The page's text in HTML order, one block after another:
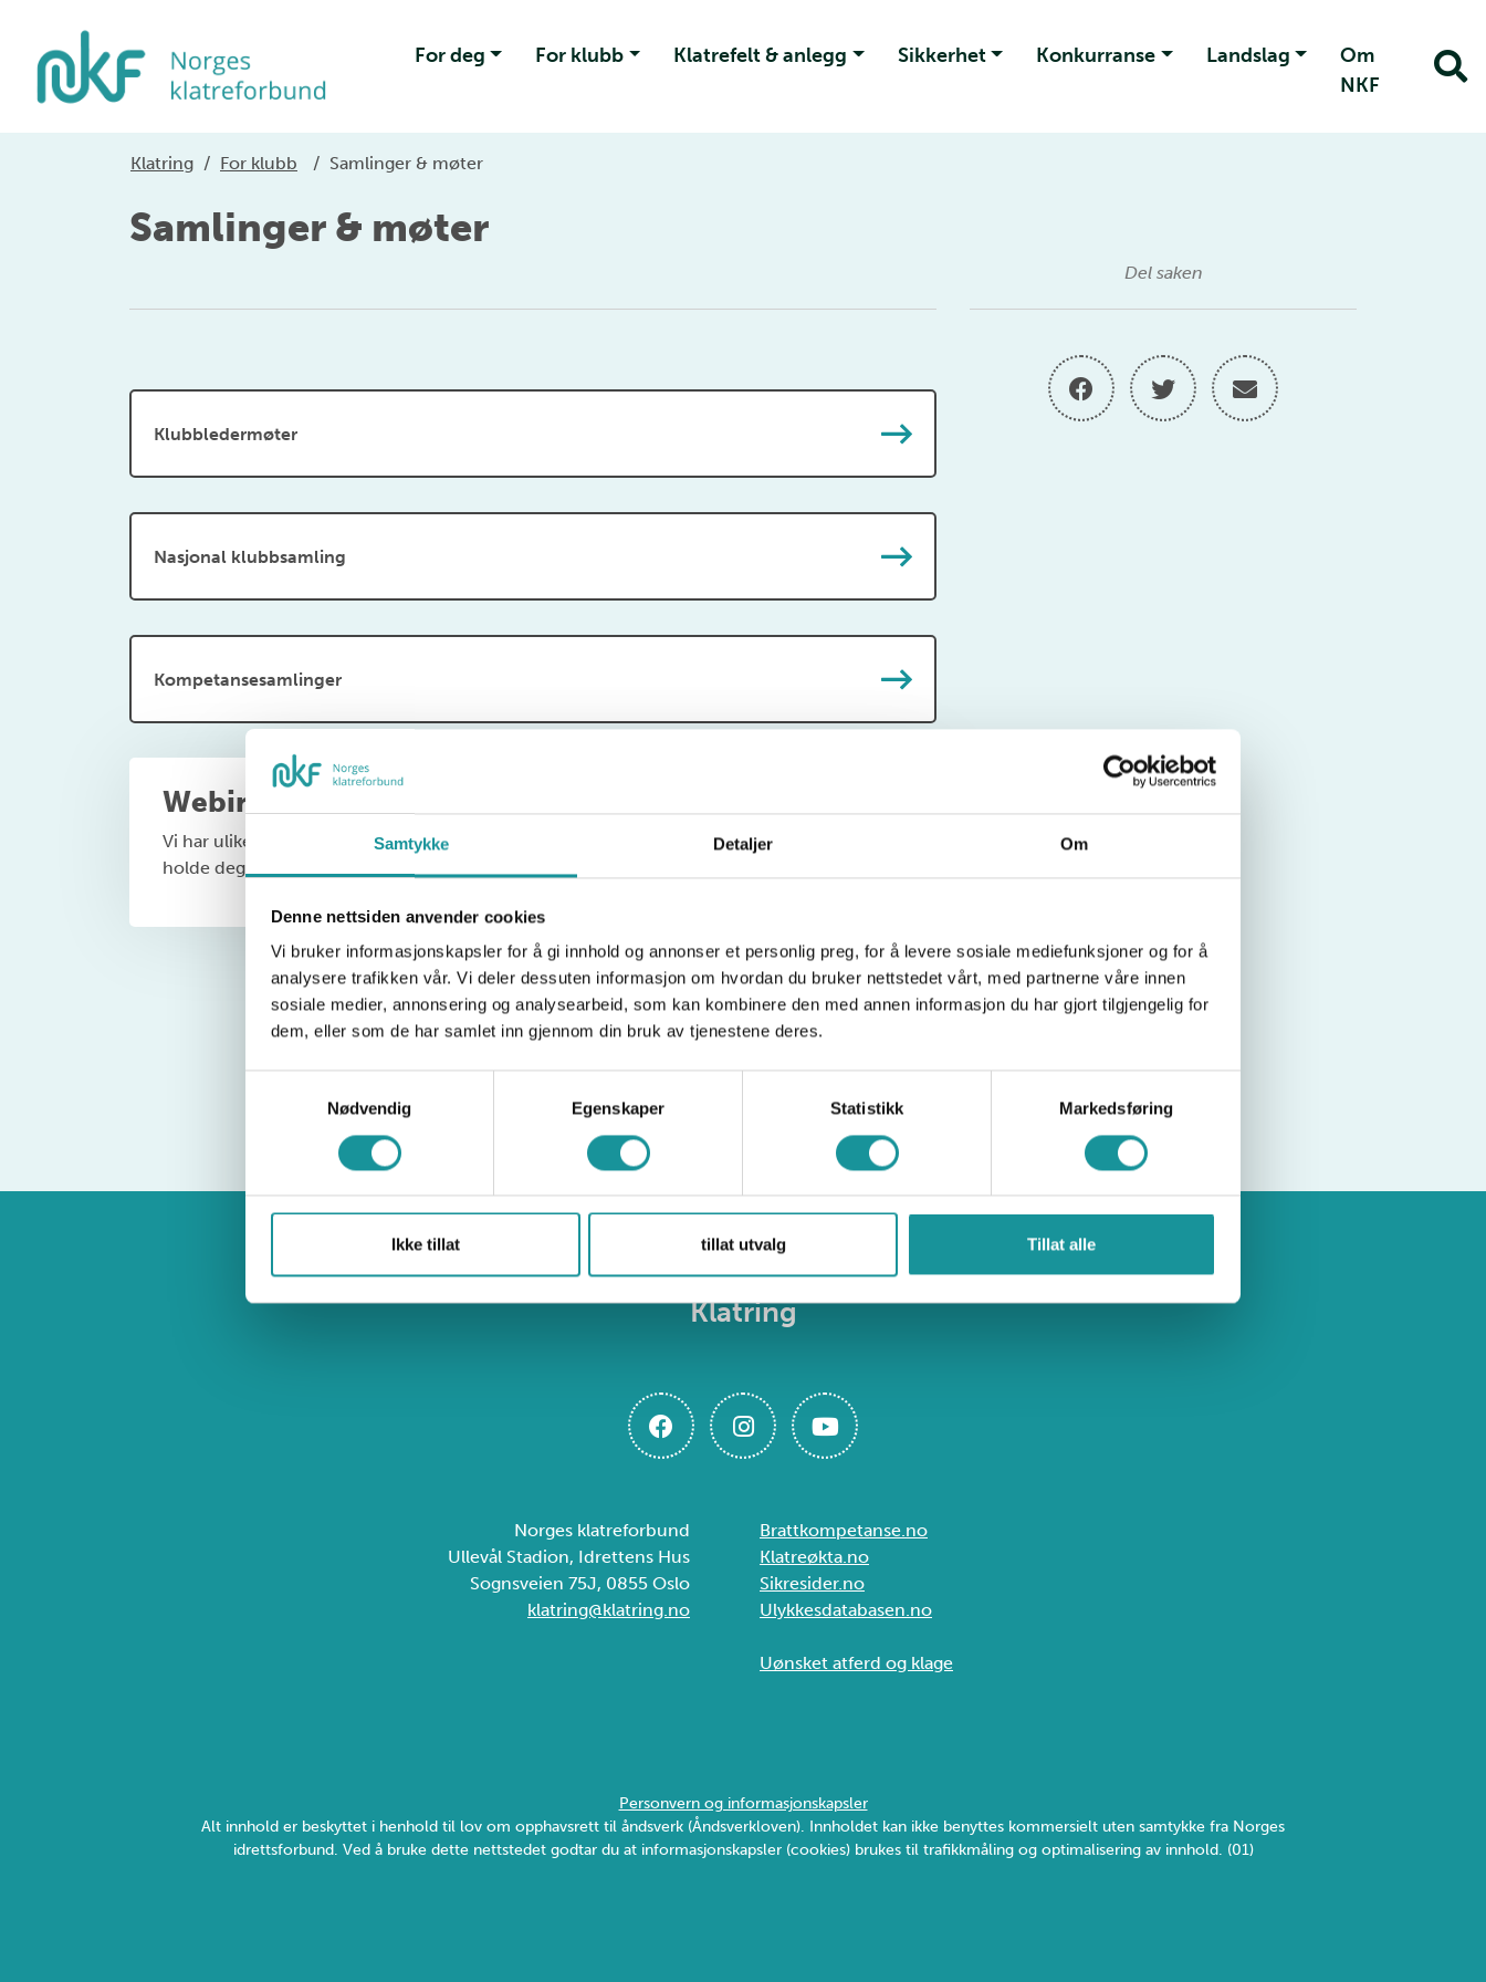
Samtykke Detaljer Om
Denne nettsiden anvender cookies
Vi bruker informasjonskapsler for å gi innhold og annonser et personlig preg, for å levere sosiale mediefunksjoner og for å
analysere trafikken vår. Vi deler dessuten informasjon om hvordan du bruker nettstedet vårt, med partnerne våre innen
sosiale medier, annonsering og analysearbeid, som kan kombinere den med annen informasjon du har gjort tilgjengelig for
dem, eller som de har samlet inn gjennom din bruk av tjenestene deres.
Nødvendig
Egenskaper Statistikk Markedsføring
Ikke tillat tillat utvalg Tillat alle
For deg For klubb Klatrefelt & anlegg Sikkerhet Konkurranse Landslag
Om
NKF
Klatring / For klubb / Samlinger & møter
Samlinger & møter
Klubbledermøter
Nasjonal klubbsamling
Kompetansesamlinger
Webinarer
Vi har ulike webinarer, som dekker en rekke forskjellige felt. Følg med på kalenderen
holde deg oppdatert!
Del saken
Klatring
Norges klatreforbund
Ullevål Stadion, Idrettens Hus
Sognsveien 75J, 0855 Oslo
klatring@klatring.no
Brattkompetanse.no
Klatreøkta.no
Sikresider.no
Ulykkesdatabasen.no
Uønsket atferd og klage
Personvern og informasjonskapsler
Alt innhold er beskyttet i henhold til lov om opphavsrett til åndsverk (Åndsverkloven). Innholdet kan ikke benyttes kommersielt uten samtykke fra Norges
idrettsforbund. Ved å bruke dette nettstedet godtar du at informasjonskapsler (cookies) brukes til trafikkmåling og optimalisering av innhold. (01)